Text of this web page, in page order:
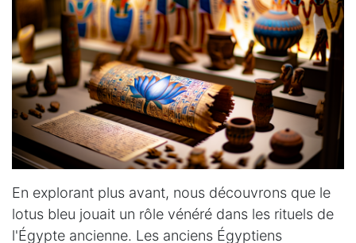
En explorant plus avant, nous découvrons que le
lotus bleu jouait un rôle vénéré dans les rituels de
l'Égypte ancienne. Les anciens Égyptiens